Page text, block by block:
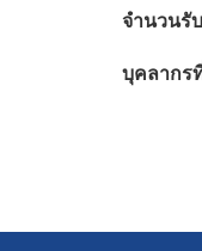
จำนวนรั
บุคลากร